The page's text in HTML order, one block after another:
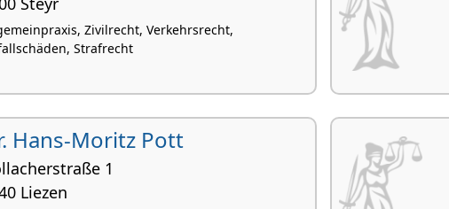
Zivilrecht, Verkehrsrecht,
Strafrecht
Hans-Moritz Pott
1
Liezen